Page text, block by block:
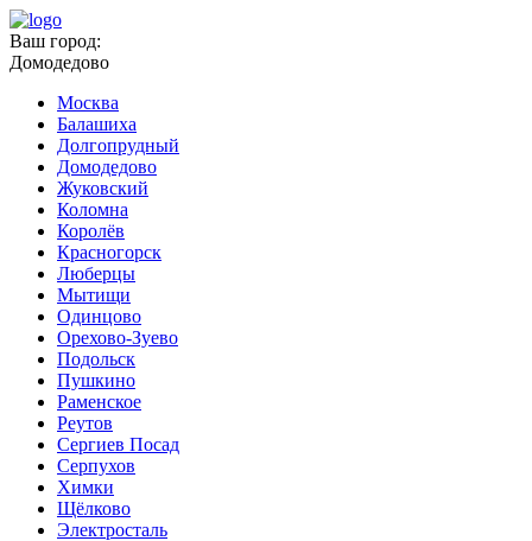
Ваш город:
Домодедово
Москва
Балашиха
Долгопрудный
Домодедово
Жуковский
Коломна
Королёв
Красногорск
Люберцы
Мытищи
Одинцово
Орехово-Зуево
Подольск
Пушкино
Раменское
Реутов
Сергиев Посад
Серпухов
Химки
Щёлково
Электросталь